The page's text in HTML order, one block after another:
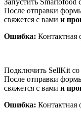
После отправки
свяжется с вами и
Ошибка: Контактная
Подключить SellKit со
После отправки
свяжется с вами и
Ошибка: Контактная